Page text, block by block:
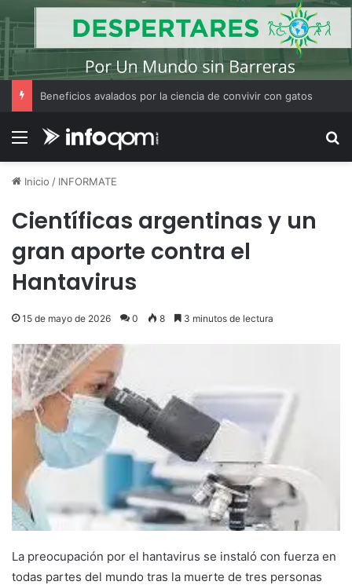
Beneficios avalados por la ciencia de convivir con gatos
Menú
Inicio / INFORMATE
Científicas argentinas y un
gran aporte contra el
Hantavirus
15 de mayo de 2026 0 8 3 minutos de lectura
La preocupación por el hantavirus se instaló con fuerza en
todas partes del mundo tras la muerte de tres personas